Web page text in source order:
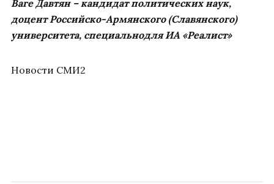
Ваге Давтян – кандидат политических наук,
доцент Российско-Армянского (Славянского)
университета, специальнодля ИА «Реалист»
Новости СМИ2